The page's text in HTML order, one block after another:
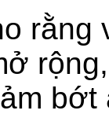
rằng